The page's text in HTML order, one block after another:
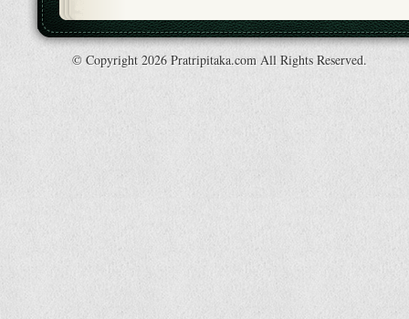
© Copyright 2026 Pratripitaka.com All Rights Reserved.